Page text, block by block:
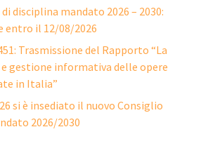
disciplina mandato 2026 – 2030:
entro il 12/08/2026
Trasmissione del Rapporto “La
gestione informativa delle opere
in Italia”
si è insediato il nuovo Consiglio
2026/2030